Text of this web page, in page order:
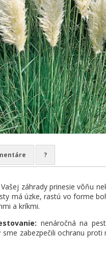
?
záhrady prinesie vôňu
má úzke, rastú vo forme
a kríkmi.
nenáročná na
sme zabezpečili ochranu